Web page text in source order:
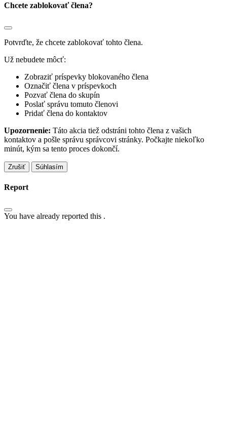
Chcete zablokovať člena?
Potvrďte, že chcete zablokovať tohto člena.
Už nebudete môcť:
Zobraziť príspevky blokovaného člena
Označiť člena v príspevkoch
Pozvať člena do skupín
Poslať správu tomuto členovi
Pridať člena do kontaktov
Upozornenie: Táto akcia tiež odstráni tohto člena z vašich
kontaktov a pošle správu správcovi stránky. Počkajte niekoľko
minút, kým sa tento proces dokončí.
Súhlasím
Report
You have already reported this .